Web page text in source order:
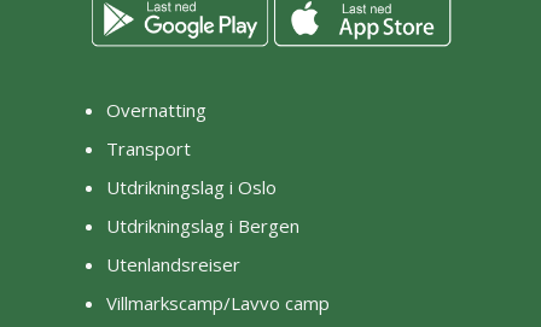
Overnatting
Transport
Utdrikningslag i Oslo
Utdrikningslag i Bergen
Utenlandsreiser
Villmarkscamp/Lavvo camp